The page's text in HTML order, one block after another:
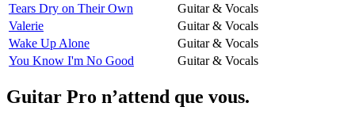
Tears Dry on Their Own
Guitar & Vocals
Valerie
Guitar & Vocals
Wake Up Alone
Guitar & Vocals
You Know I'm No Good
Guitar & Vocals
Guitar Pro n’attend que vous.